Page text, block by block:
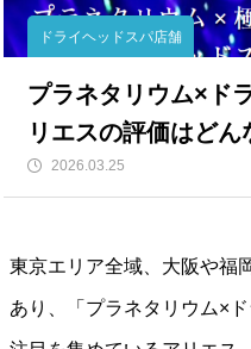
ドライヘッドスパ店舗
プラネタリウム×ド
リエスの評価はどん
2026.03.25
東京エリア全域、大阪や福
あり、「プラネタリウム×